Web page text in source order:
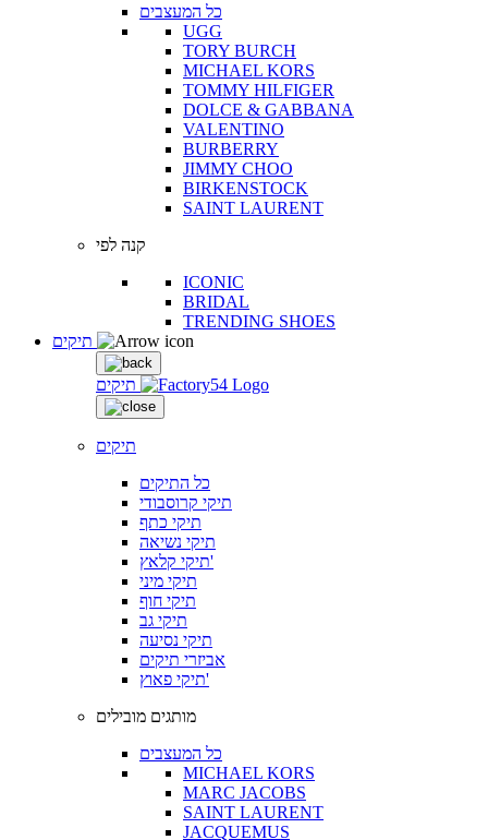
כל המעצבים
UGG
TORY BURCH
MICHAEL KORS
TOMMY HILFIGER
DOLCE & GABBANA
VALENTINO
BURBERRY
JIMMY CHOO
BIRKENSTOCK
SAINT LAURENT
קנה לפי
ICONIC
BRIDAL
TRENDING SHOES
תיקים
תיקים
כל התיקים
תיקי קרוסבודי
תיקי כתף
תיקי נשיאה
תיקי קלאץ'
תיקי מיני
תיקי חוף
תיקי גב
תיקי נסיעה
אביזרי תיקים
תיקי פאוץ'
מותגים מובילים
כל המעצבים
MICHAEL KORS
MARC JACOBS
SAINT LAURENT
JACQUEMUS